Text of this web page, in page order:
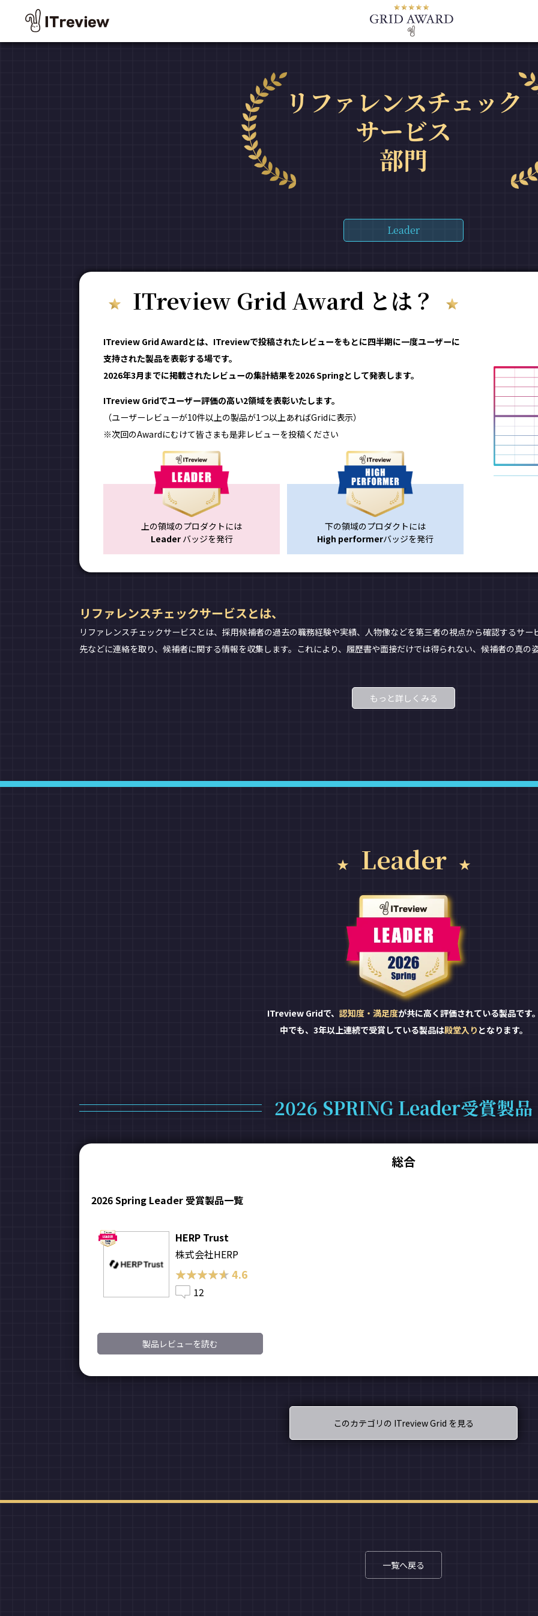
リファレンスチェック
サービス
部門
Leader
ITreview Grid Award とは？
ITreview Grid Awardとは、ITreviewで投稿されたレビューをもとに四半期に一度ユーザーに
支持された製品を表彰する場です。
2026年3月までに掲載されたレビューの集計結果を2026 Springとして発表します。
ITreview Gridでユーザー評価の高い2領域を表彰いたします。
（ユーザーレビューが10件以上の製品が1つ以上あればGridに表示）
※次回のAwardにむけて皆さまも是非レビューを投稿ください
上の領域のプロダクトには
Leaderバッジを発行
下の領域のプロダクトには
High performerバッジを発行
リファレンスチェックサービスとは、
リファレンスチェックサービスとは、採用候補者の過去の職務経験や実績、人物像などを第三者の視点から確認するサ
先などに連絡を取り、候補者に関する情報を収集します。これにより、履歴書や面接だけでは得られない、候補者の真の
もっと詳しくみる
Leader
ITreview Gridで、 認知度・満足度が共に高く評価されている製品です
中でも、3年以上連続で受賞している製品は殿堂入り となります。
2026 SPRING Leader受賞製品
総合
2026 Spring Leader 受賞製品一覧
HERP Trust
株式会社HERP
★★★★★
★★★★★4.6
12
製品レビューを読む
このカテゴリの ITreview Grid を見る
一覧へ戻る